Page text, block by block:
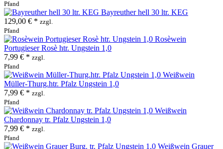
Pfand
Bayreuther hell 30 ltr. KEG
129,00 € * zzgl.
Pfand
Rosèwein
Portugieser Rosè htr. Ungstein 1,0
7,99 € * zzgl.
Pfand
Weißwein
Müller-Thurg.htr. Pfalz Ungstein 1,0
7,99 € * zzgl.
Pfand
Weißwein
Chardonnay tr. Pfalz Ungstein 1,0
7,99 € * zzgl.
Pfand
Weißwein Grauer